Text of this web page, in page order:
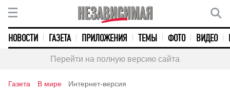
НОВОСТИ ГАЗЕТА ПРИЛОЖЕНИЯ ТЕМЫ ФОТО ВИДЕО
Перейти на полную версию сайта
Газета В мире Интернет-версия